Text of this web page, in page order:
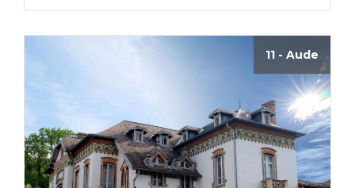
11 - Aude